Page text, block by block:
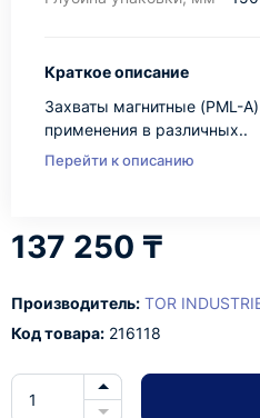
Краткое описание
Захваты магнитные (PML-
применения в различных..
Перейти к описанию
137 250 ₸
Производитель: TOR
Код товара: 216118